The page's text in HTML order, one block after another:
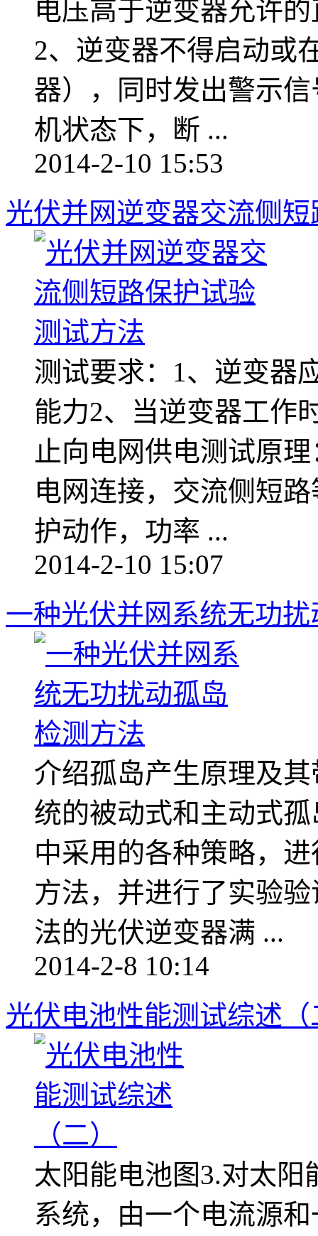
电压高于逆变器允许
2、逆变器不得启动或
器），同时发出警示
机状态下，断 ...
2014-2-10 15:53
光伏并网逆变器交流侧
测试要求：1、逆变器
能力2、当逆变器工作
止向电网供电测试原
电网连接，交流侧短
护动作，功率 ...
2014-2-10 15:07
一种光伏并网系统无功
介绍孤岛产生原理及
统的被动式和主动式
中采用的各种策略，
方法，并进行了实验
法的光伏逆变器满 ...
2014-2-8 10:14
光伏电池性能测试综述（
太阳能电池图3.对太
系统，由一个电流源